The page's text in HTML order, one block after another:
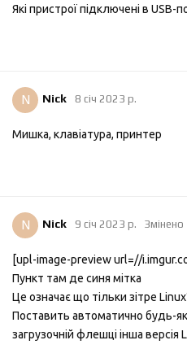
Які пристрої підключені в USB-
N Nick 8 січ 2023 р.
Мишка, клавіатура, принтер
N Nick 9 січ 2023 р. Змінено
[upl-image-preview url=//
Пункт там де синя мітка
Це означає що тільки зітре
Поставить автоматично будь-
загрузочній флешці інша версія